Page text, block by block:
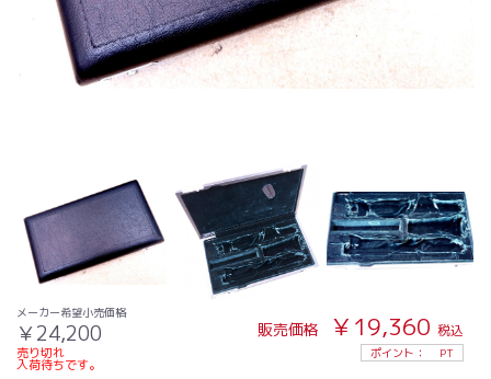
メーカー希望小売価格
￥24,200
売り切れ
入荷待ちです。
販売価格 ￥19,360 税込
ポイント： PT